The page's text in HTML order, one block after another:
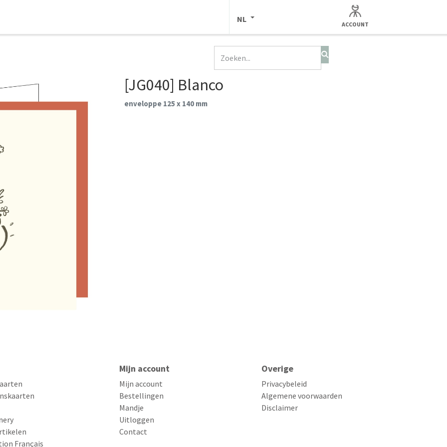
NL
ACCOUNT
[JG040] Blanco
enveloppe 125 x 140 mm
Français
Mijn account
Mijn account
Bestellingen
Mandje
Uitloggen
Contact
Overige
Privacybeleid
Algemene voorwaarden
Disclaimer